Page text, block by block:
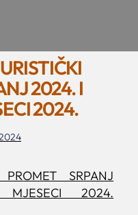
2024. I
2024.
PROMET SRPANJ
2024.